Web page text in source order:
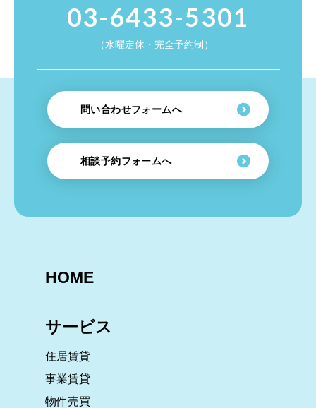
03-6433-5301
（水曜定休・完全予約制）
問い合わせフォームへ
相談予約フォームへ
HOME
サービス
住居賃貸
事業賃貸
物件売買